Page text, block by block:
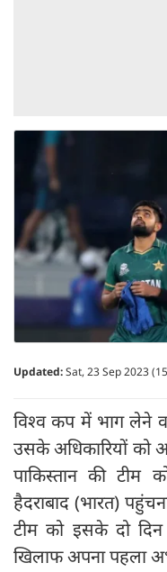
Updated:Sat, 23 Sep 2023
विश्व कप में भाग लेने
उसके अधिकारियों को
पाकिस्तान की टीम
हैदराबाद (भारत)
टीम को इसके दो
खिलाफ अपना पहला